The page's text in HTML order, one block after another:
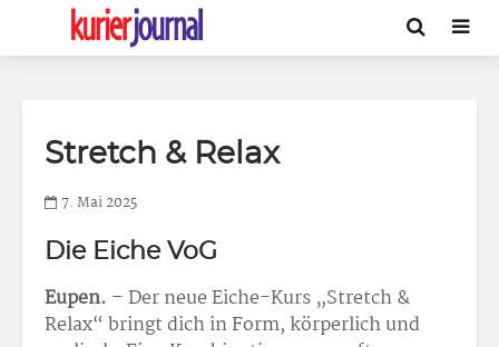
Stretch & Relax
7. Mai 2025
Die Eiche VoG
Eupen. – Der neue Eiche-Kurs „Stretch &
Relax“ bringt dich in Form, körperlich und